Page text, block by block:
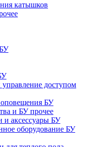
катышков
доступом
БУ
и БУ прочее
и аксессуары БУ
оборудование БУ